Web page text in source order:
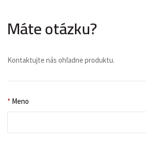
Máte otázku?
Kontaktujte nás ohľadne produktu.
* Meno